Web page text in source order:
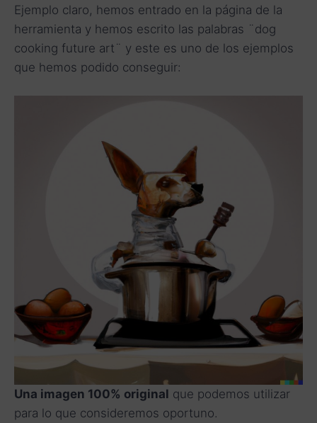
Ejemplo claro, hemos entrado en la página de la
herramienta y hemos escrito las palabras ¨dog
cooking future art¨ y este es uno de los ejemplos
que hemos podido conseguir:
Una imagen 100% original que podemos utilizar
para lo que consideremos oportuno.